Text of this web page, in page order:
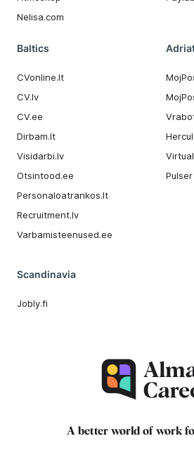
Nelisa.com
Baltics
CVonline.lt
CV.lv
CV.ee
Dirbam.It
Visidarbi.lv
Otsintood.ee
Personaloatrankos.lt
Recruitment.lv
Varbamisteenused.ee
Pulser
Scandinavia
Jobly.fi
A better world of work